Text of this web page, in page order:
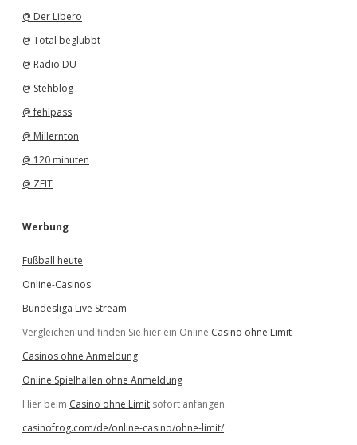
@ Der Libero
@ Total beglubbt
@ Radio DU
@ Stehblog
@ fehlpass
@ Millernton
@ 120 minuten
@ ZEIT
Werbung
Fußball heute
Online-Casinos
Bundesliga Live Stream
Vergleichen und finden Sie hier ein Online Casino ohne Limit
Casinos ohne Anmeldung
Online Spielhallen ohne Anmeldung
Hier beim Casino ohne Limit sofort anfangen.
casinofrog.com/de/online-casino/ohne-limit/